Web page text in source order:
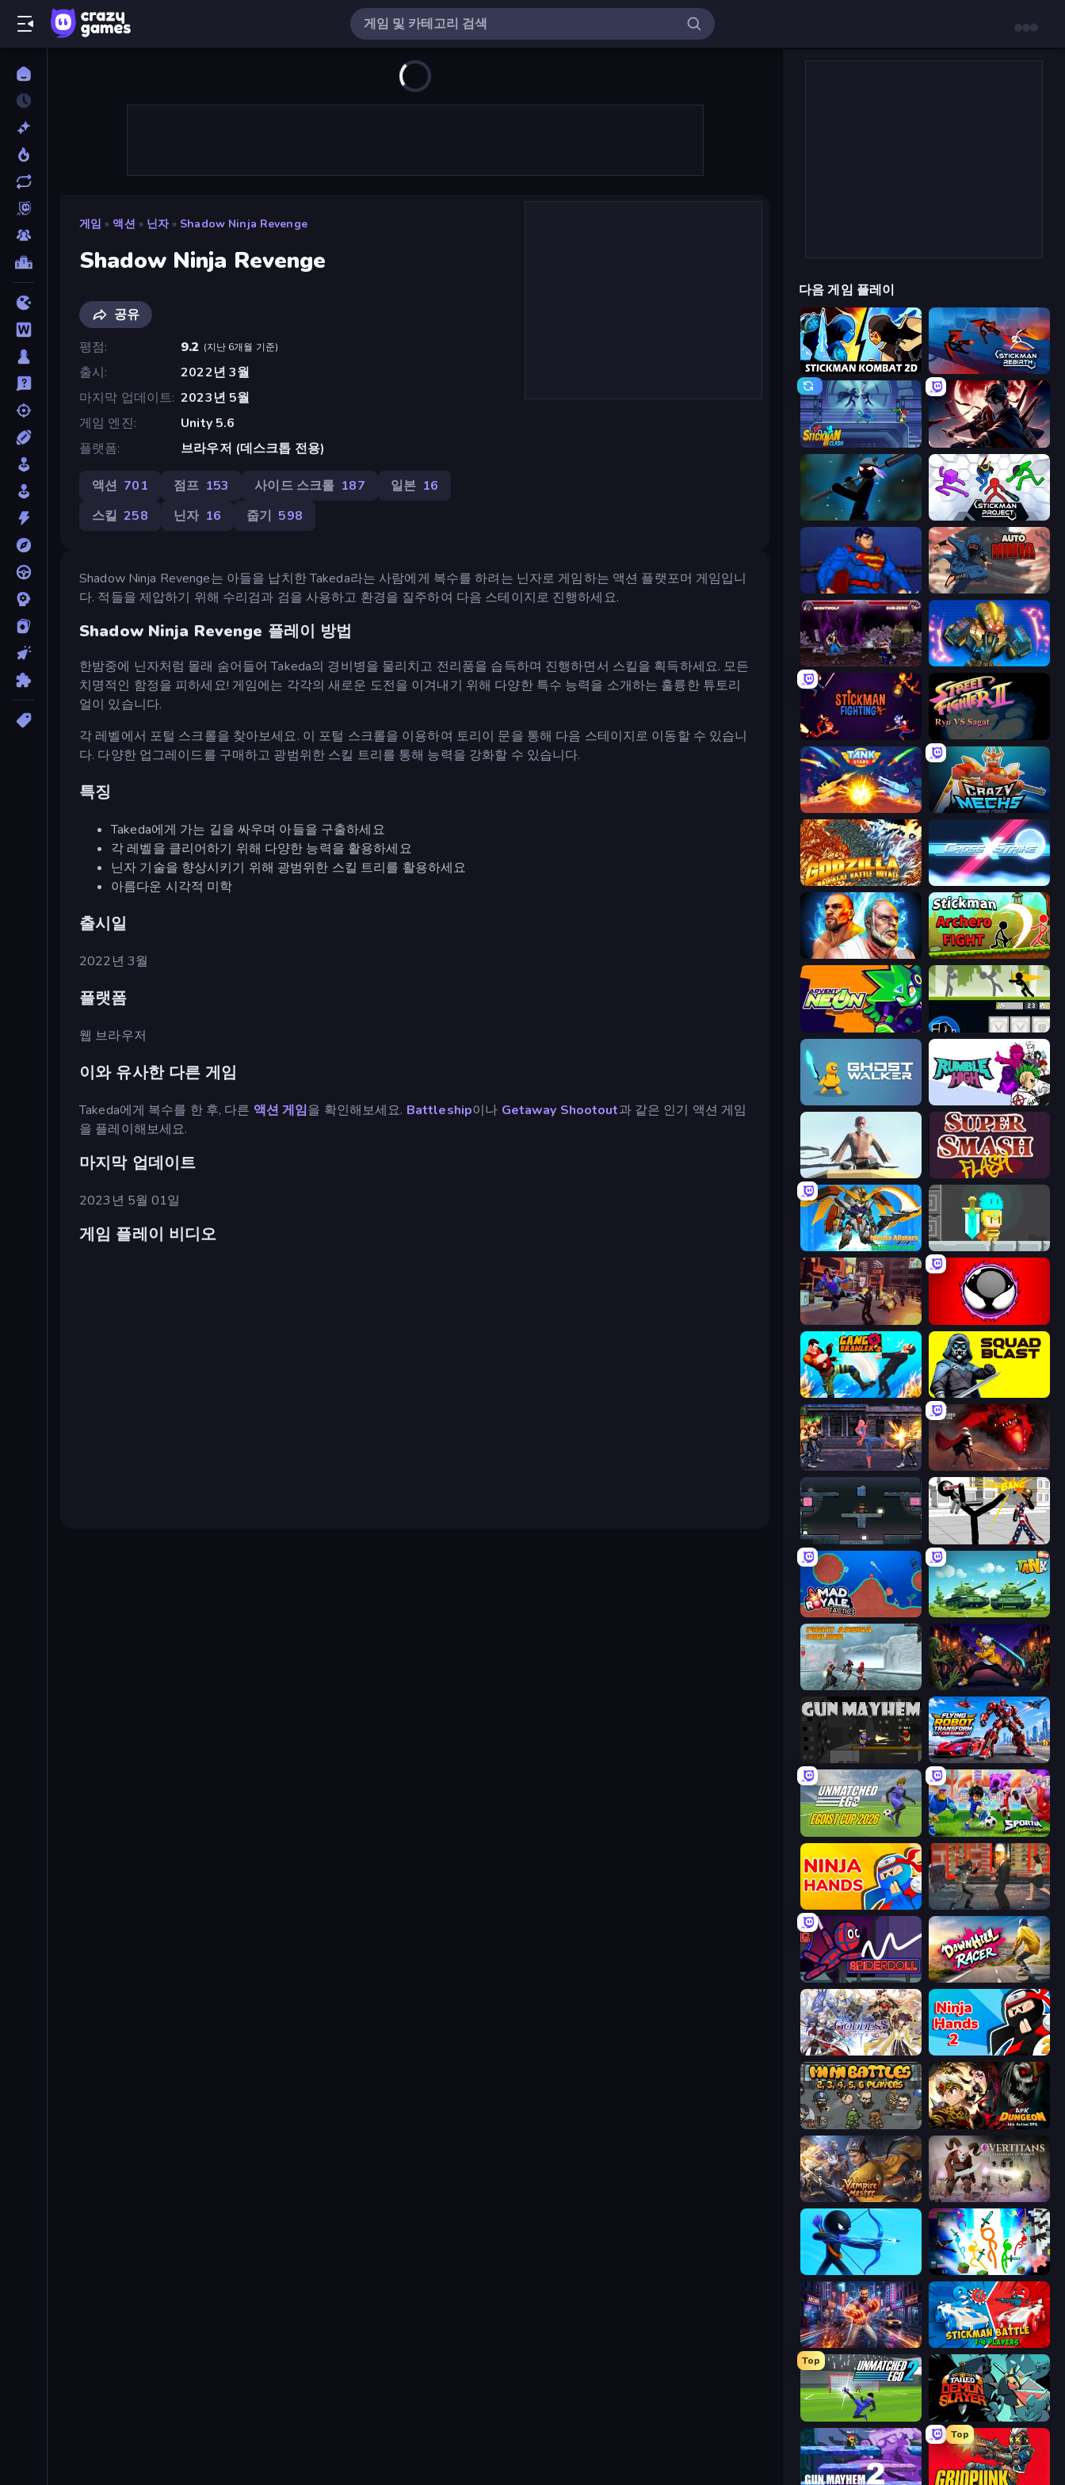
게임 » 액션 » 닌자 » Shadow Ninja Revenge
Shadow Ninja Revenge
공유
평점
9.2 (지난 6개월 기준)
출시
2022년 3월
마지막 업데이트 2023년 5월
게임 엔진
Unity 5.6
플랫폼
브라우저 (데스크톱 전용)
액션 701 점프 153 사이드 스크롤 187 일본 16
스킬 258 닌자 16 줍기 598
Shadow Ninja Revenge는 아들을 납치한 Takeda라는 사람에게 복수를 하려는 닌자로 게임하는 액션 플랫포머 게임입니
다. 적들을 제압하기 위해 수리검과 검을 사용하고 환경을 질주하여 다음 스테이지로 진행하세요.
Shadow Ninja Revenge 플레이 방법
한밤중에 닌자처럼 몰래 숨어들어 Takeda의 경비병을 물리치고 전리품을 습득하며 진행하면서 스킬을 획득하세요. 모든
치명적인 함정을 피하세요! 게임에는 각각의 새로운 도전을 이겨내기 위해 다양한 특수 능력을 소개하는 훌륭한 튜토리
얼이 있습니다.
각 레벨에서 포털 스크롤을 찾아보세요. 이 포털 스크롤을 이용하여 토리이 문을 통해 다음 스테이지로 이동할 수 있습니
다. 다양한 업그레이드를 구매하고 광범위한 스킬 트리를 통해 능력을 강화할 수 있습니다.
특징
Takeda에게 가는 길을 싸우며 아들을 구출하세요
각 레벨을 클리어하기 위해 다양한 능력을 활용하세요
닌자 기술을 향상시키기 위해 광범위한 스킬 트리를 활용하세요
아름다운 시각적 미학
출시일
2022년 3월
플랫폼
웹 브라우저
이와 유사한 다른 게임
Takeda에게 복수를 한 후, 다른 액션 게임을 확인해보세요. Battleship이나 Getaway Shootout과 같은 인기 액션 게임
을 플레이해보세요.
마지막 업데이트
2023년 5월 01일
게임 플레이 비디오
다음 게임 플레이
Stickman Kombat 2D Stickman Rebirth
Stickman Clash Samurai's Shadow
Stickman Weapon Master Stickman Project
Injustice Gods Among Us Auto Ninja
Mortal Kombat Karnage Ultimate Robo Duel 3D
Stickman Fighting: Super War Street Fighter 2
Tank Stars Crazy Mechs
Godzilla Daikaiju Battle Royale Cross Strike
Fighter Legends Duo Stickman Archero Fight
Advent NEON Stickman Fighter: Mega Brawl
The Legendary Assassin Ninja KAL Super Smash Flash
Mecha Allstars Battle Royale Radiance Hearts
Cyber Rage: Retribution Splatmans
Gang Brawlers SquadBlast
Spider Hero Street Fight Champions of The Void: Paladin
Arena Stickman Fighting 3D
Mad Royale Tactics Tank Wars
Fight Arena Online Sword Master: Shadow Hunter
Gun Mayhem Flying Robot Transform Car Games
Unmatched Ego Sportia Football Cup
Ninja Hands Bat Hero: Immortal Legend Crime Fighter
SpiderDoll Downhill Racer
Goddess Connect Ninja Hands 2
MiniBattles AFK Dungeon: Idle Action RPG
Vampire Master Overtitans: Destroyers of Worlds
Archers Random Stickman Epic
Knockout Legends: Battle Streets Stickman battle 1-4 Players
Top
Unmatched Ego 2 Tailed Demon Slayer
Top